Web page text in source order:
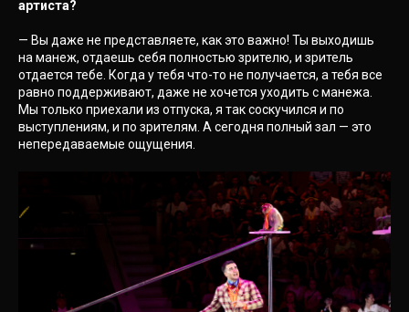
артиста?
— Вы даже не представляете, как это важно! Ты выходишь
на манеж, отдаешь себя полностью зрителю, и зритель
отдается тебе. Когда у тебя что-то не получается, а тебя все
равно поддерживают, даже не хочется уходить с манежа.
Мы только приехали из отпуска, я так соскучился и по
выступлениям, и по зрителям. А сегодня полный зал — это
непередаваемые ощущения.